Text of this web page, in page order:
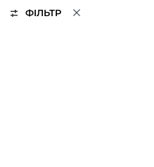
ФІЛЬТР